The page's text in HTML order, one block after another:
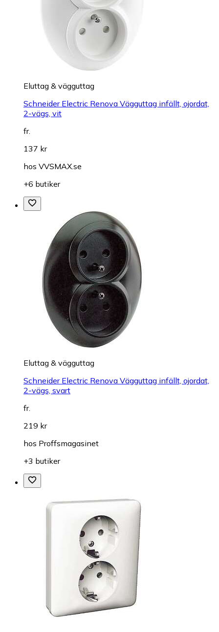
Eluttag & vägguttag
Schneider Electric Renova Vägguttag infällt, ojordat,
2-vägs, vit
fr.
137 kr
hos VVSMAX.se
+6 butiker
Eluttag & vägguttag
Schneider Electric Renova Vägguttag infällt, ojordat,
2-vägs, svart
fr.
219 kr
hos Proffsmagasinet
+3 butiker